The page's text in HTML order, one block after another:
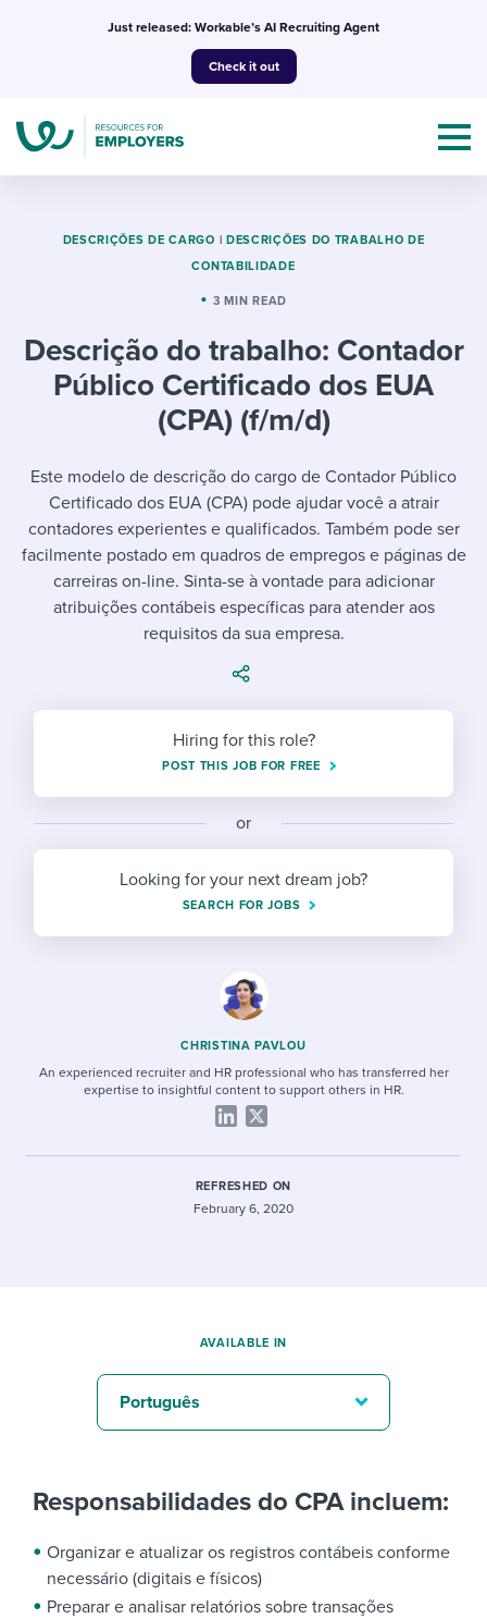
Just released: Workable’s AI Recruiting Agent
Check it out
Topics
I NEED HELP WITH...
Evaluating candidates
Working together with others
Maintaining hiring pipelines
Developing & retaining people
Finding and attracting people
Digitizing work processes
Candidate/employee experiences
Templates & Guides
Job description templates
Interview question templates
Policy templates
Onboarding checklists
Step-by-step tutorials
Free ebooks & reports
Workable Academy
I’m a jobseeker
I WANT TO LEARN ABOUT...
Applying for a job
Interview process
Pay & benefits
Career development
Modern working life
Workable customer stories
Explore Workable
Request a demo
DESCRIÇÕES DE CARGO | DESCRIÇÕES DO TRABALHO DE
CONTABILIDADE
3 MIN READ
Descrição do trabalho: Contador
Público Certificado dos EUA
(CPA) (f/m/d)
Este modelo de descrição do cargo de Contador Público
Certificado dos EUA (CPA) pode ajudar você a atrair
contadores experientes e qualificados. Também pode ser
facilmente postado em quadros de empregos e páginas de
carreiras on-line. Sinta-se à vontade para adicionar
atribuições contábeis específicas para atender aos
requisitos da sua empresa.
Hiring for this role?
POST THIS JOB FOR FREE
or
Looking for your next dream job?
SEARCH FOR JOBS
CHRISTINA PAVLOU
An experienced recruiter and HR professional who has transferred her
expertise to insightful content to support others in HR.
REFRESHED ON
February 6, 2020
Responsabilidades do CPA incluem:
Organizar e atualizar os registros contábeis conforme
necessário (digitais e físicos)
Preparar e analisar relatórios sobre transações
AVAILABLE IN
Português